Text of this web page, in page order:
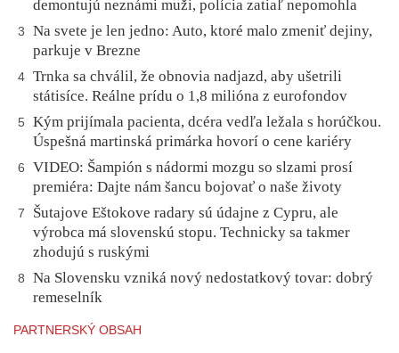
demontujú neznámi muži, polícia zatiaľ nepomohla
3
Na svete je len jedno: Auto, ktoré malo zmeniť dejiny,
parkuje v Brezne
4 Trnka sa chválil, že obnovia nadjazd, aby ušetrili
státisíce. Reálne prídu o 1,8 milióna z eurofondov
5
Kým prijímala pacienta, dcéra vedľa ležala s horúčkou.
Úspešná martinská primárka hovorí o cene kariéry
6
VIDEO: Šampión s nádormi mozgu so slzami prosí
premiéra: Dajte nám šancu bojovať o naše životy
7
Šutajove Eštokove radary sú údajne z Cypru, ale
výrobca má slovenskú stopu. Technicky sa takmer
zhodujú s ruskými
8
Na Slovensku vzniká nový nedostatkový tovar: dobrý
remeselník
PARTNERSKÝ OBSAH